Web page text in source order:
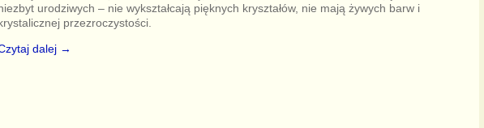
urodziwych – nie wykształcają pięknych kryształów, nie mają żywych barw i
przezroczystości.
dalej →